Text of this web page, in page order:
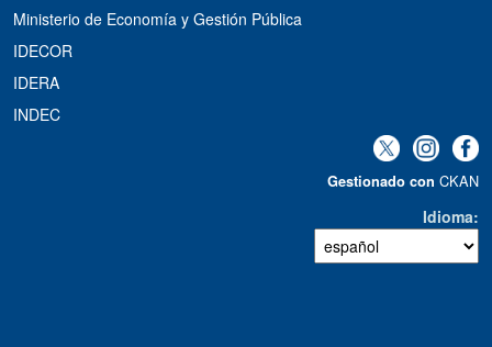
Ministerio de Economía y Gestión Pública
IDECOR
IDERA
INDEC
Gestionado con CKAN
Idioma